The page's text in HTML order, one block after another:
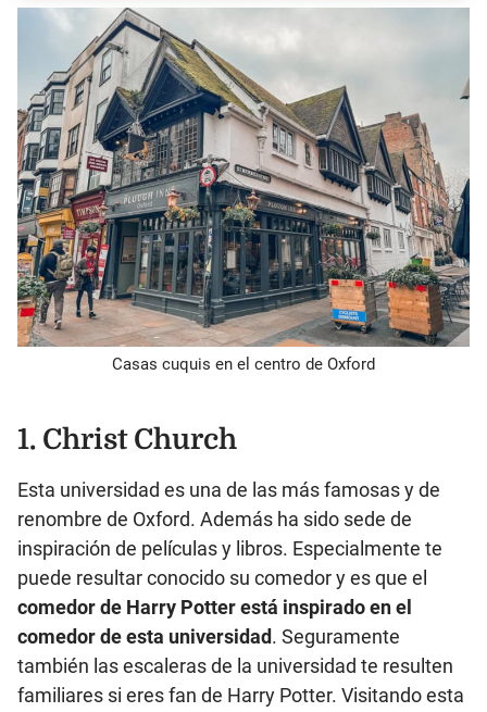
Casas cuquis en el centro de Oxford
1. Christ Church
Esta universidad es una de las más famosas y de
renombre de Oxford. Además ha sido sede de
inspiración de películas y libros. Especialmente te
puede resultar conocido su comedor y es que el
comedor de Harry Potter está inspirado en el
comedor de esta universidad. Seguramente
también las escaleras de la universidad te resulten
familiares si eres fan de Harry Potter. Visitando esta